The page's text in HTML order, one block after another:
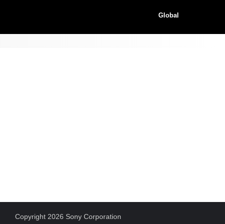
Global
Copyright 2026 Sony Corporation